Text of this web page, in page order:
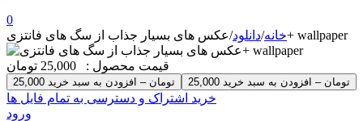
0
خانه/دانلود/ عکس های بسیار جذاب از سگ های فانتزی+ wallpaper
قیمت محصول : 25,000 تومان
25,000 تومان – افزودن به سبد خرید
خرید اشتراک و دسترسی به تمام فایل ها
ورود